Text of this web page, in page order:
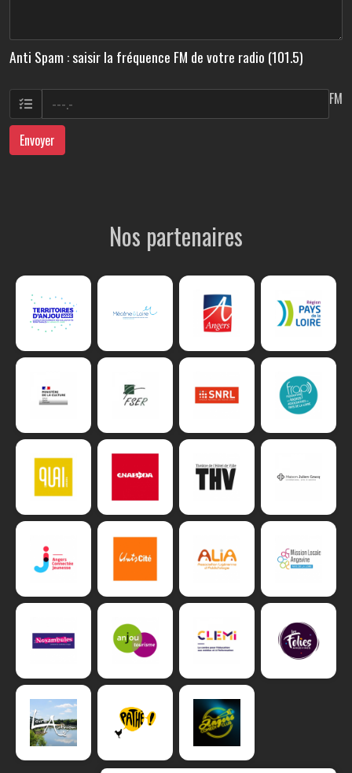
Anti Spam : saisir la fréquence FM de votre radio (101.5)
FM
Envoyer
Nos partenaires